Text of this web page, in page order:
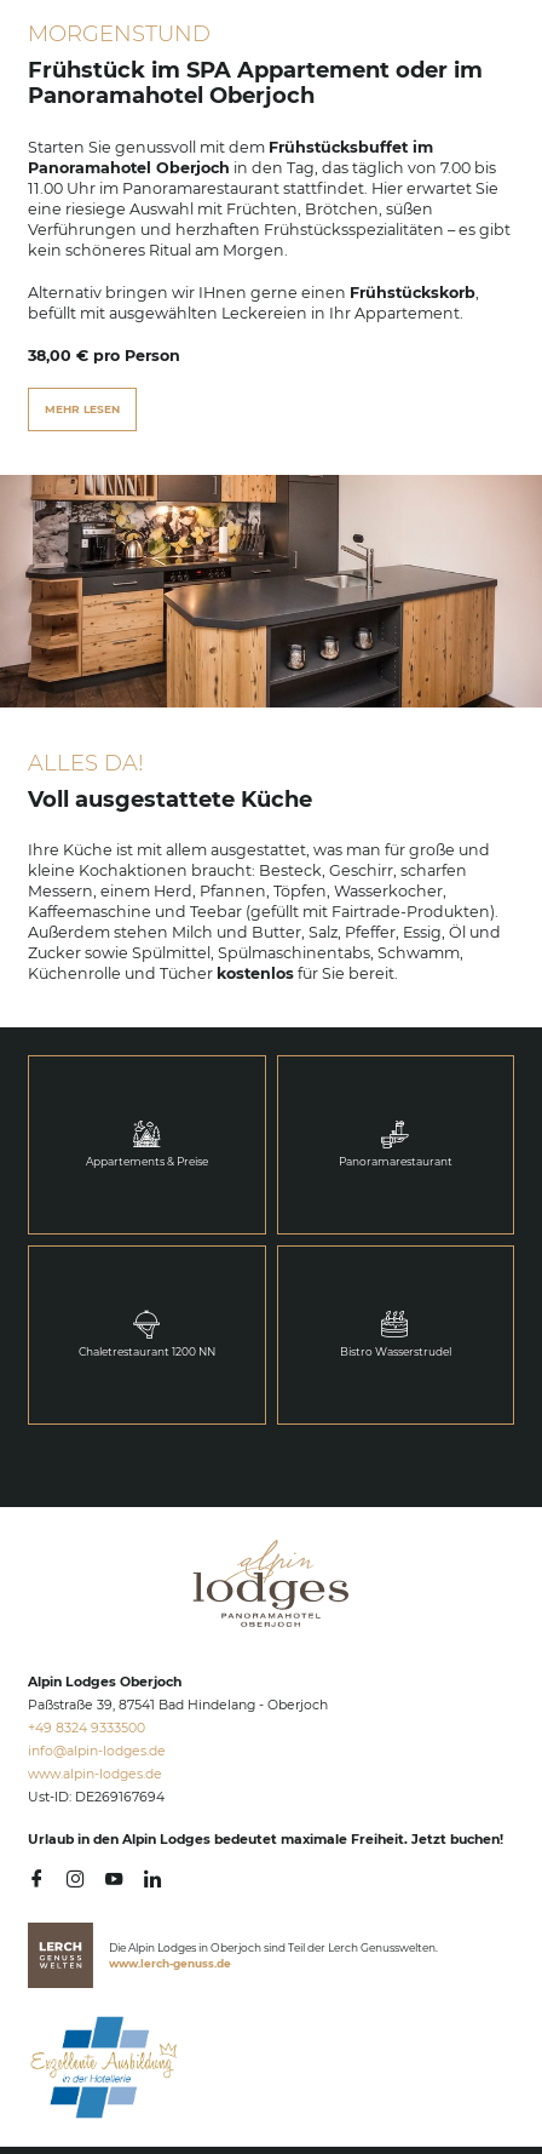
MORGENSTUND
Frühstück im SPA Appartement oder im
Panoramahotel Oberjoch
Starten Sie genussvoll mit dem Frühstücksbuffet im
Panoramahotel Oberjoch in den Tag, das täglich von 7.00 bis
11.00 Uhr im Panoramarestaurant stattfindet. Hier erwartet Sie
eine riesiege Auswahl mit Früchten, Brötchen, süßen
Verführungen und herzhaften Frühstücksspezialitäten – es gibt
kein schöneres Ritual am Morgen.
Alternativ bringen wir IHnen gerne einen Frühstückskorb,
befüllt mit ausgewählten Leckereien in Ihr Appartement.
38,00 € pro Person
MEHR LESEN
ALLES DA!
Voll ausgestattete Küche
Ihre Küche ist mit allem ausgestattet, was man für große und
kleine Kochaktionen braucht: Besteck, Geschirr, scharfen
Messern, einem Herd, Pfannen, Töpfen, Wasserkocher,
Kaffeemaschine und Teebar (gefüllt mit Fairtrade-Produkten).
Außerdem stehen Milch und Butter, Salz, Pfeffer, Essig, Öl und
Zucker sowie Spülmittel, Spülmaschinentabs, Schwamm,
Küchenrolle und Tücher kostenlosfür Sie bereit.
Appartements & Preise Panoramarestaurant
Chaletrestaurant 1200 NN Bistro Wasserstrudel
Alpin Lodges Oberjoch
Paßstraße 39, 87541 Bad Hindelang - Oberjoch
+49 8324 9333500
info@alpin-lodges.de
www.alpin-lodges.de
Ust-ID: DE269167694
Urlaub in den Alpin Lodges bedeutet maximale Freiheit. Jetzt buchen!
Die Alpin Lodges in Oberjoch sind Teil der Lerch Genusswelten.
www.lerch-genuss.de